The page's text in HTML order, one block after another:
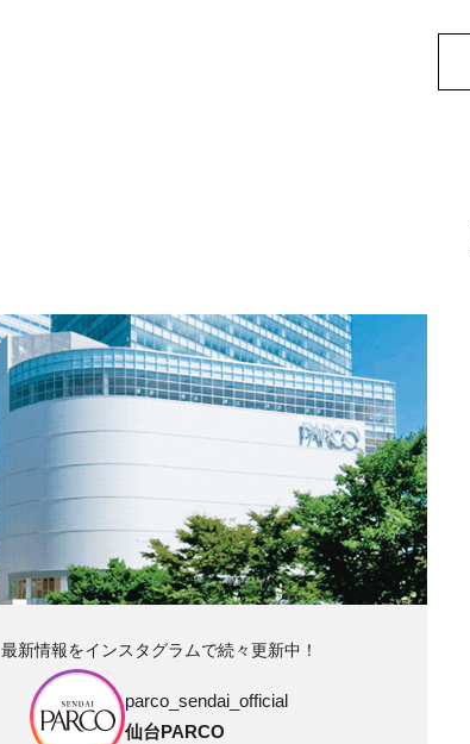
最新情報をインスタグラムで続々更新中！
parco_sendai_official
仙台PARCO